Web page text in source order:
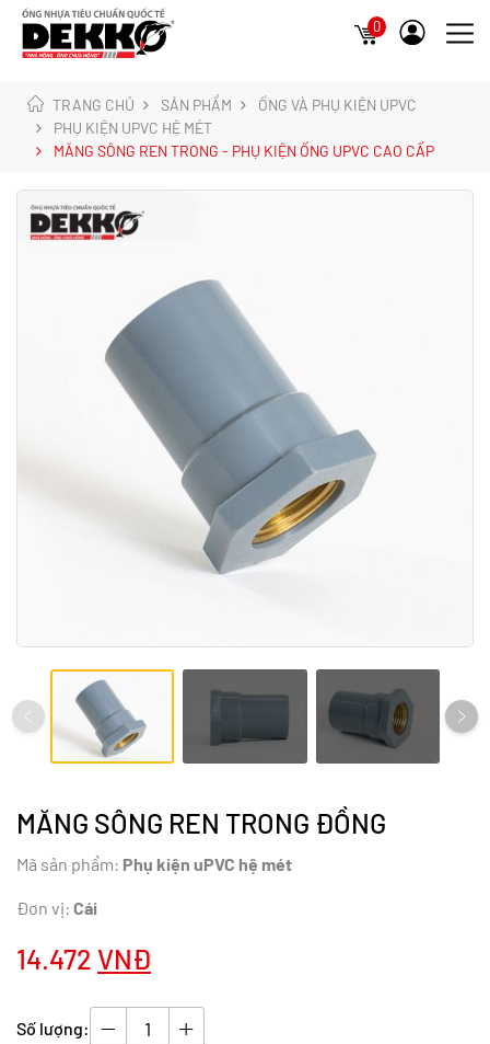
0
TRANG CHỦ SẢN PHẨM
ỐNG VÀ PHỤ KIỆN UPVC
PHỤ KIỆN UPVC HỆ MÉT
MĂNG SÔNG REN TRONG - PHỤ KIỆN ỐNG UPVC CAO CẤP
MĂNG SÔNG REN TRONG ĐỒNG
Mã sản phẩm: Phụ kiện uPVC hệ mét
Đơn vị: Cái
14.472 VNĐ
Số lượng: